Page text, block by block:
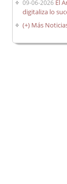
09-06-2026 El
digitaliza lo
(+) Más